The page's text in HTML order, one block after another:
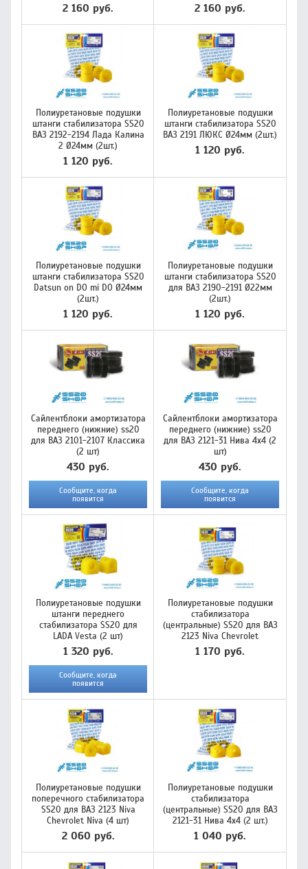
2 160 руб. 2 160 руб.
Полиуретановые подушки
штанги стабилизатора SS20
ВАЗ 2192-2194 Лада Калина
2 Ø24мм (2шт.)
1 120 руб.
Полиуретановые подушки
штанги стабилизатора SS20
ВАЗ 2191 ЛЮКС Ø24мм (2шт.)
1 120 руб.
Полиуретановые подушки
штанги стабилизатора SS20
Datsun on DO mi DO Ø24мм
(2шт.)
1 120 руб.
Полиуретановые подушки
штанги стабилизатора SS20
для ВАЗ 2190-2191 Ø22мм
(2шт.)
1 120 руб.
Сайлентблоки амортизатора
переднего (нижние) ss20
для ВАЗ 2101-2107 Классика
(2 шт)
430 руб.
Сообщите, когда
появится
Сайлентблоки амортизатора
переднего (нижние) ss20
для ВАЗ 2121-31 Нива 4х4 (2
шт)
430 руб.
Сообщите, когда
появится
Полиуретановые подушки
штанги переднего
стабилизатора SS20 для
LADA Vesta (2 шт)
1 320 руб.
Сообщите, когда
появится
Полиуретановые подушки
стабилизатора
(центральные) SS20 для ВАЗ
2123 Niva Chevrolet
1 170 руб.
Полиуретановые подушки
поперечного стабилизатора
SS20 для ВАЗ 2123 Niva
Chevrolet Niva (4 шт)
2 060 руб.
Полиуретановые подушки
стабилизатора
(центральные) SS20 для ВАЗ
2121-31 Нива 4х4 (2 шт.)
1 040 руб.